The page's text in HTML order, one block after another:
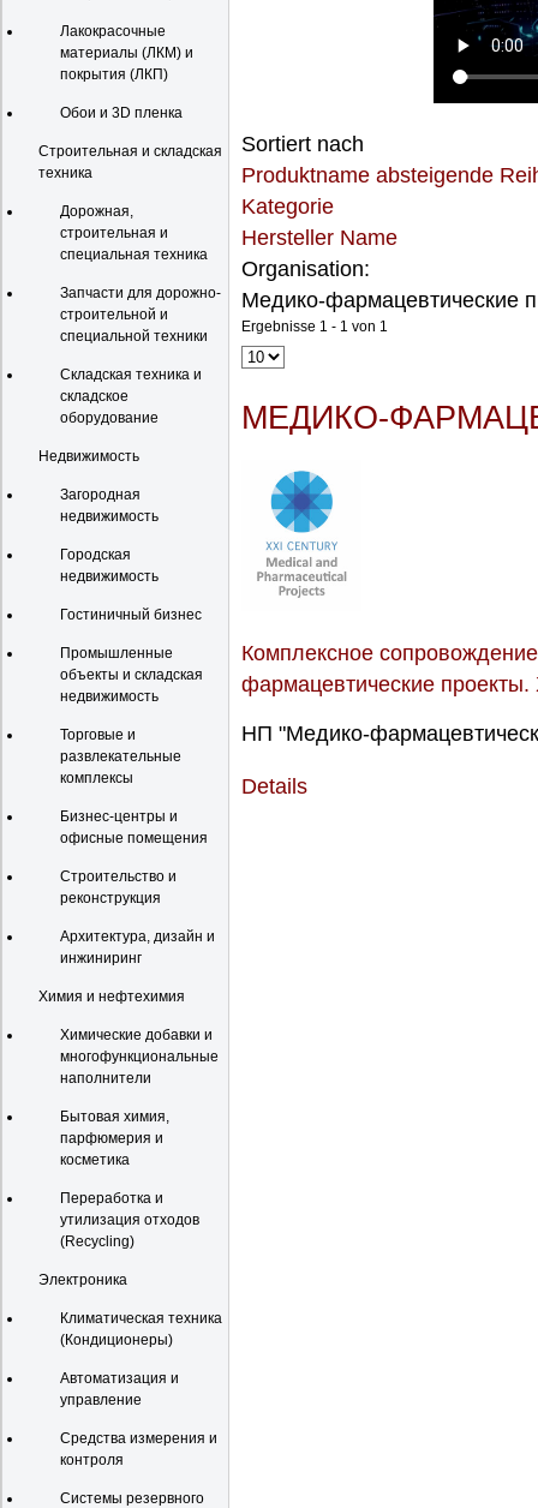
Лакокрасочные
материалы (ЛКМ) и
покрытия (ЛКП)
Обои и 3D пленка
Строительная и складская
техника
Дорожная,
строительная и
специальная техника
Запчасти для дорожно-
строительной и
специальной техники
Складская техника и
складское
оборудование
Недвижимость
Загородная
недвижимость
Городская
недвижимость
Гостиничный бизнес
Промышленные
объекты и складская
недвижимость
Торговые и
развлекательные
комплексы
Бизнес-центры и
офисные помещения
Строительство и
реконструкция
Архитектура, дизайн и
инжиниринг
Химия и нефтехимия
Химические добавки и
многофункциональные
наполнители
Бытовая химия,
парфюмерия и
косметика
Переработка и
утилизация отходов
(Recycling)
Электроника
Климатическая техника
(Кондиционеры)
Автоматизация и
управление
Средства измерения и
контроля
Системы резервного
Sortiert nach
Produktname absteigende
Kategorie
Hersteller Name
Organisation:
Медико-фармацевтические
Ergebnisse 1 - 1 von 1
МЕДИКО-
Комплексное
фармацевтические проекты.
НП "Медико-
Details